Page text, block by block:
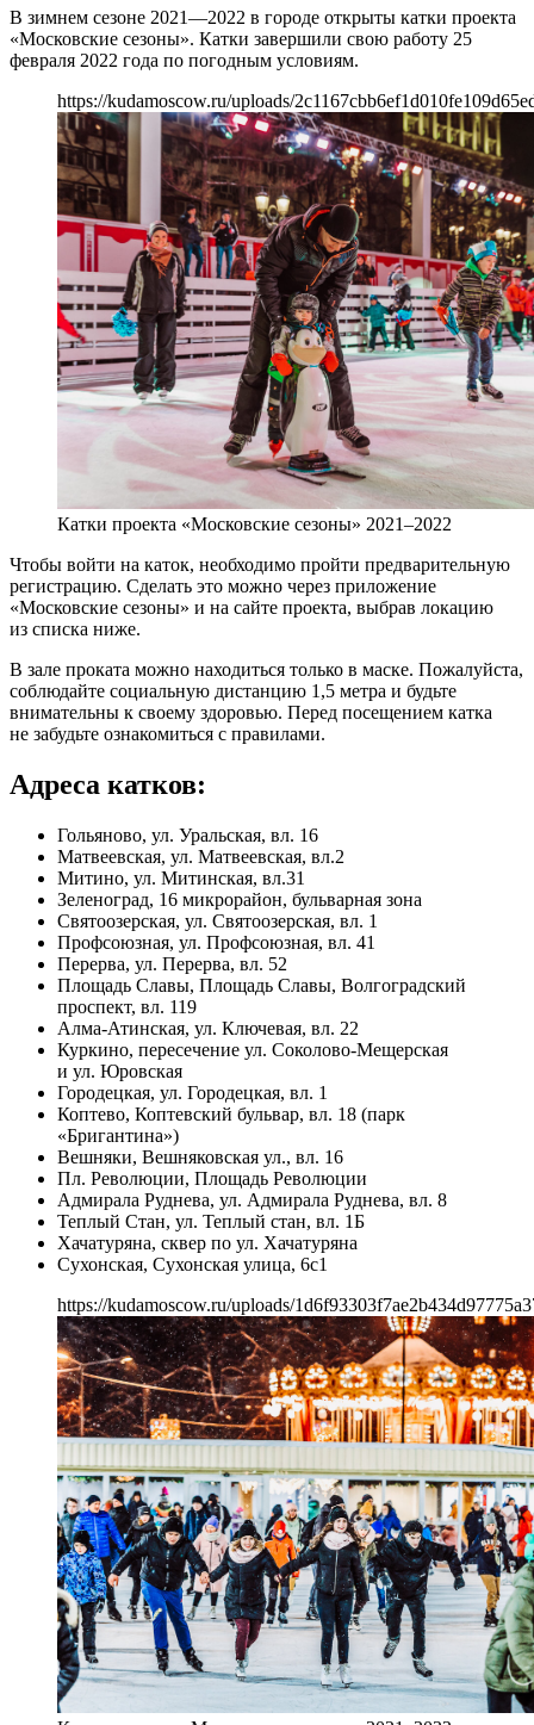
В зимнем сезоне 2021—2022 в городе открыты катки проекта
«Московские сезоны». Катки завершили свою работу 25
февраля 2022 года по погодным условиям.
https://kudamoscow.ru/uploads/
Катки проекта «Московские сезоны» 2021–2022
Чтобы войти на каток, необходимо пройти предварительную
регистрацию. Сделать это можно через приложение
«Московские сезоны» и на сайте проекта, выбрав локацию
из списка ниже.
В зале проката можно находиться только в маске. Пожалуйста,
соблюдайте социальную дистанцию 1,5 метра и будьте
внимательны к своему здоровью. Перед посещением катка
не забудьте ознакомиться с правилами.
Адреса катков:
Гольяново, ул. Уральская, вл. 16
Матвеевская, ул. Матвеевская, вл.2
Митино, ул. Митинская, вл.31
Зеленоград, 16 микрорайон, бульварная зона
Святоозерская, ул. Святоозерская, вл. 1
Профсоюзная, ул. Профсоюзная, вл. 41
Перерва, ул. Перерва, вл. 52
Площадь Славы, Площадь Славы, Волгоградский
проспект, вл. 119
Алма-Атинская, ул. Ключевая, вл. 22
Куркино, пересечение ул. Соколово-Мещерская
и ул. Юровская
Городецкая, ул. Городецкая, вл. 1
Коптево, Коптевский бульвар, вл. 18 (парк
«Бригантина»)
Вешняки, Вешняковская ул., вл. 16
Пл. Революции, Площадь Революции
Адмирала Руднева, ул. Адмирала Руднева, вл. 8
Теплый Стан, ул. Теплый стан, вл. 1Б
Хачатуряна, сквер по ул. Хачатуряна
Сухонская, Сухонская улица, 6с1
https://kudamoscow.ru/uploads/